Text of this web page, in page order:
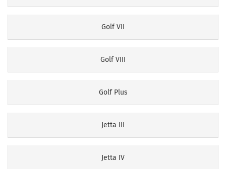
Golf VII
Golf VIII
Golf Plus
Jetta III
Jetta IV